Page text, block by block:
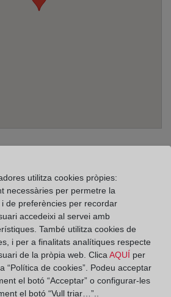
de 09:00 a 17:00 horas
a viernes de 09:00 a 14:00 horas
diciembre de 09:00 a 14:00
utilitza cookies pròpies:
necessàries per permetre la
de preferències per recordar
accedeixi al servei amb
També utilitza cookies de
i per a finalitats analítiques respecte
de la pròpia web. Clica AQUÍ per
“Política de cookies”. Podeu acceptar
el botó “Acceptar” o configurar-les
el botó “Vull triar…”..